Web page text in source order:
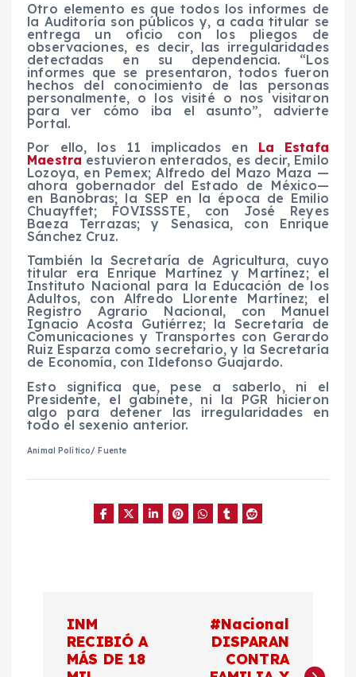
Otro elemento es que todos los informes de
la Auditoría son públicos y, a cada titular se
entrega un oficio con los pliegos de
observaciones, es decir, las irregularidades
detectadas en su dependencia. “Los
informes que se presentaron, todos fueron
hechos del conocimiento de las personas
personalmente, o los visité o nos visitaron
para ver cómo iba el asunto”, advierte
Portal.
Por ello, los 11 implicados en La Estafa
Maestra estuvieron enterados, es decir, Emilo
Lozoya, en Pemex; Alfredo del Mazo Maza —
ahora gobernador del Estado de México—
en Banobras; la SEP en la época de Emilio
Chuayffet; FOVISSSTE, con José Reyes
Baeza Terrazas; y Senasica, con Enrique
Sánchez Cruz.
También la Secretaría de Agricultura, cuyo
titular era Enrique Martínez y Martínez; el
Instituto Nacional para la Educación de los
Adultos, con Alfredo Llorente Martínez; el
Registro Agrario Nacional, con Manuel
Ignacio Acosta Gutiérrez; la Secretaría de
Comunicaciones y Transportes con Gerardo
Ruiz Esparza como secretario, y la Secretaría
de Economía, con Ildefonso Guajardo.
Esto significa que, pese a saberlo, ni el
Presidente, el gabinete, ni la PGR hicieron
algo para detener las irregularidades en
todo el sexenio anterior.
Animal Político/ Fuente
INM
RECIBIÓ A
MÁS DE 18
#Nacional
DISPARAN
CONTRA